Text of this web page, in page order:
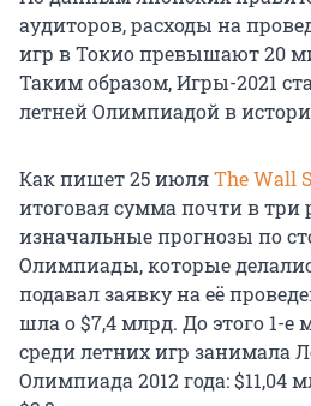
аудиторов, расходы на
игр в Токио превышают 20
Таким образом, Игры-2021
летней Олимпиадой в
Как пишет 25 июляThe Wall
итоговая сумма почти в три
изначальные прогнозы по
Олимпиады, которые
подавал заявку на её
шла о $7,4 млрд. До этого 1-е
среди летних игр занимала
Олимпиада 2012 года: $11,04